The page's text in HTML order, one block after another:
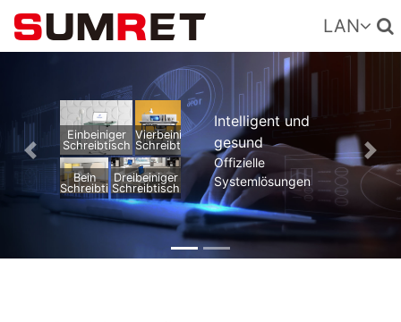
LAN
Einbeiniger
Schreibtisch
Vierbeiniger
Schreibtisch
Bein
Schreibtisch
Dreibeiniger
Schreibtisch
Intelligent und
gesund
Offizielle
Systemlösungen
Previous Next